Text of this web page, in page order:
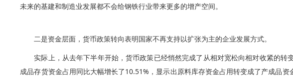
未来的基建和制造业发展都不会给钢铁行业带来更多的增产空间。
二是资金层面，货币政策转向表明国家不再支持以扩张为主的企业发展方式。
实际上，从去年下半年开始，货币政策已经悄然完成了从相对宽松向相对收紧的
成品存货资金占用同比大幅增长了10.51%，显示出原料库存资金占用转变成了产成品